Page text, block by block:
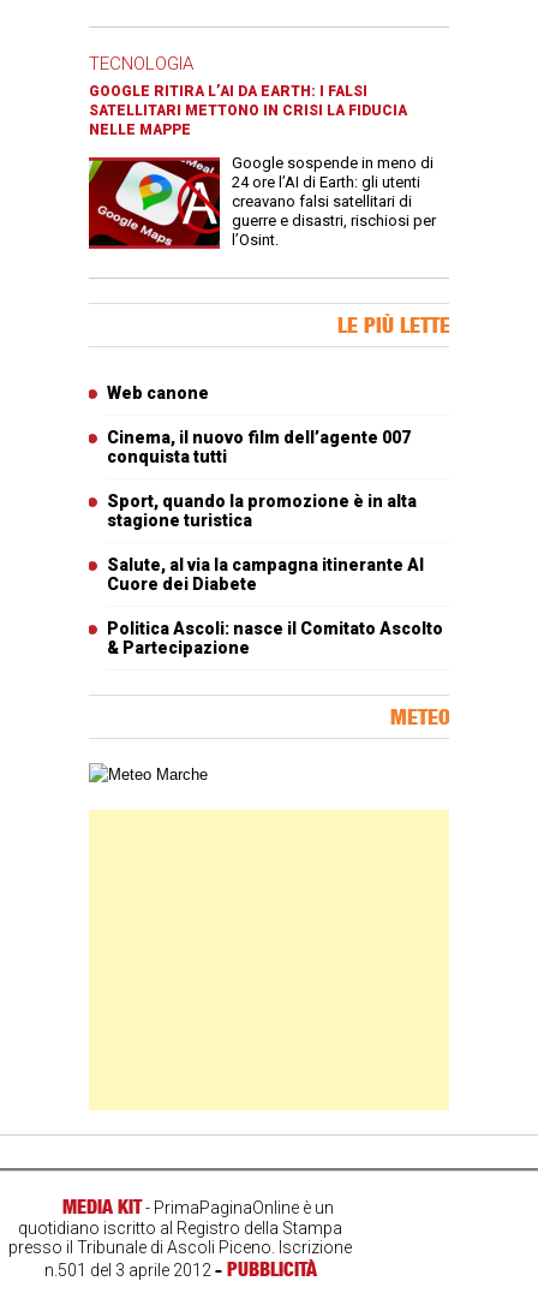
TECNOLOGIA
GOOGLE RITIRA L’AI DA EARTH: I FALSI
SATELLITARI METTONO IN CRISI LA FIDUCIA
NELLE MAPPE
Google sospende in meno di
24 ore l’AI di Earth: gli utenti
creavano falsi satellitari di
guerre e disastri, rischiosi per
l’Osint.
LE PIÙ LETTE
Web canone
Cinema, il nuovo film dell’agente 007
conquista tutti
Sport, quando la promozione è in alta
stagione turistica
Salute, al via la campagna itinerante Al
Cuore dei Diabete
Politica Ascoli: nasce il Comitato Ascolto
& Partecipazione
METEO
Carta meteorologica delle Marche
MEDIA KIT- PrimaPaginaOnline è un
quotidiano iscritto al Registro della Stampa
presso il Tribunale di Ascoli Piceno. Iscrizione
n.501 del 3 aprile 2012- PUBBLICITÀ